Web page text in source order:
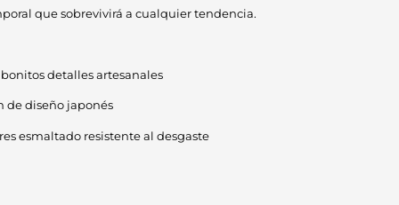
que sobrevivirá a cualquier tendencia.
detalles artesanales
de diseño japonés
esmaltado resistente al desgaste